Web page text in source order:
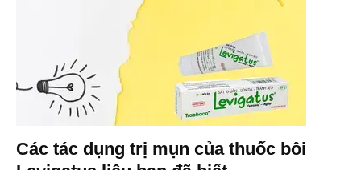
Các tác dụng trị mụn của thuốc bôi